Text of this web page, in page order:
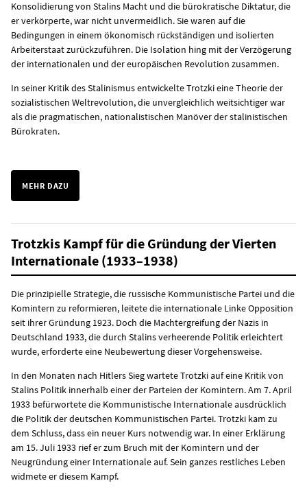
Konsolidierung von Stalins Macht und die bürokratische Diktatur, die
er verkörperte, war nicht unvermeidlich. Sie waren auf die
Bedingungen in einem ökonomisch rückständigen und isolierten
Arbeiterstaat zurückzuführen. Die Isolation hing mit der Verzögerung
der internationalen und der europäischen Revolution zusammen.
In seiner Kritik des Stalinismus entwickelte Trotzki eine Theorie der
sozialistischen Weltrevolution, die unvergleichlich weitsichtiger war
als die pragmatischen, nationalistischen Manöver der stalinistischen
Bürokraten.
MEHR DAZU
Trotzkis Kampf für die Gründung der Vierten
Internationale (1933–1938)
Die prinzipielle Strategie, die russische Kommunistische Partei und die
Komintern zu reformieren, leitete die internationale Linke Opposition
seit ihrer Gründung 1923. Doch die Machtergreifung der Nazis in
Deutschland 1933, die durch Stalins verheerende Politik erleichtert
wurde, erforderte eine Neubewertung dieser Vorgehensweise.
In den Monaten nach Hitlers Sieg wartete Trotzki auf eine Kritik von
Stalins Politik innerhalb einer der Parteien der Komintern. Am 7. April
1933 befürwortete die Kommunistische Internationale ausdrücklich
die Politik der deutschen Kommunistischen Partei. Trotzki kam zu
dem Schluss, dass ein neuer Kurs notwendig war. In einer Erklärung
am 15. Juli 1933 rief er zum Bruch mit der Komintern und der
Neugründung einer Internationale auf. Sein ganzes restliches Leben
widmete er diesem Kampf.